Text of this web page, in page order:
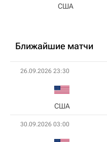
США
Ближайшие матчи
26.09.2026 23:30
США
30.09.2026 03:00